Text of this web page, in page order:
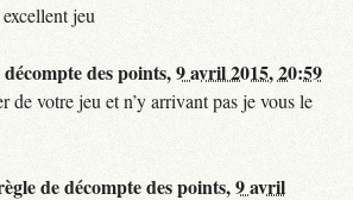
jeu
des points,9 avril 2015, 20:59
de votre jeu et n’y arrivant pas je vous le
de décompte des points,9 avril